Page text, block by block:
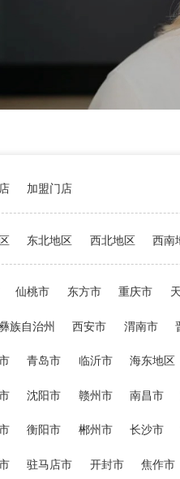
加盟门店
东北地区 西北地区 西南
仙桃市 东方市 重庆市
族自治州 西安市 渭南市
青岛市 临沂市 海东地区
沈阳市 赣州市 南昌市
衡阳市 郴州市 长沙市
驻马店市 开封市 焦作市